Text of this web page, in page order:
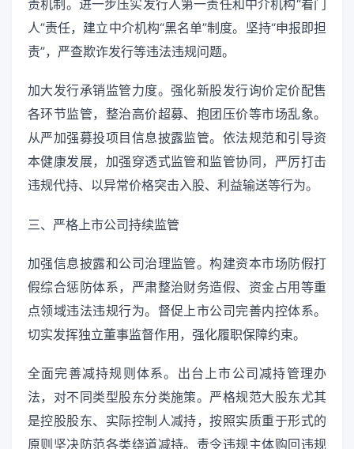
责机制。进一步压实发行人第一责任和中介机构“看门
人”责任，建立中介机构“黑名单”制度。坚持“申报即担
责”，严查欺诈发行等违法违规问题。
加大发行承销监管力度。强化新股发行询价定价配售
各环节监管，整治高价超募、抱团压价等市场乱象。
从严加强募投项目信息披露监管。依法规范和引导资
本健康发展，加强穿透式监管和监管协同，严厉打击
违规代持、以异常价格突击入股、利益输送等行为。
三、严格上市公司持续监管
加强信息披露和公司治理监管。构建资本市场防假打
假综合惩防体系，严肃整治财务造假、资金占用等重
点领域违法违规行为。督促上市公司完善内控体系。
切实发挥独立董事监督作用，强化履职保障约束。
全面完善减持规则体系。出台上市公司减持管理办
法，对不同类型股东分类施策。严格规范大股东尤其
是控股股东、实际控制人减持，按照实质重于形式的
原则坚决防范各类绕道减持。责令违规主体购回违规